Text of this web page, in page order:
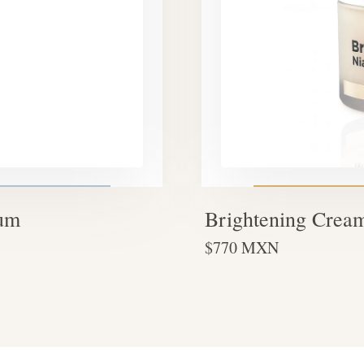
Brightening
$770 MXN